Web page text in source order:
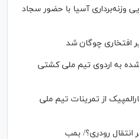
وزنه‌برداری آسیا با حضور سجاد
افتخاری چوگان شد
به اردوی تیم ملی کشتی
از تمرینات تیم ملی
رودری؟/ بمب